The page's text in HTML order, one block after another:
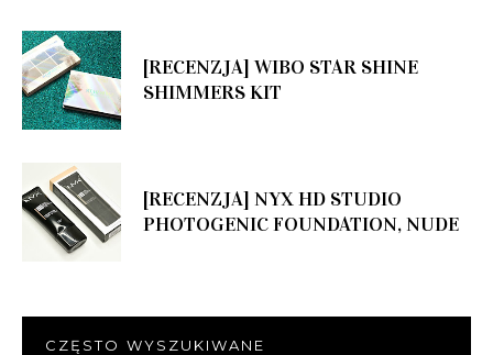
[RECENZJA] WIBO STAR SHINE
SHIMMERS KIT
[RECENZJA] NYX HD STUDIO
PHOTOGENIC FOUNDATION, NUDE
CZĘSTO WYSZUKIWANE